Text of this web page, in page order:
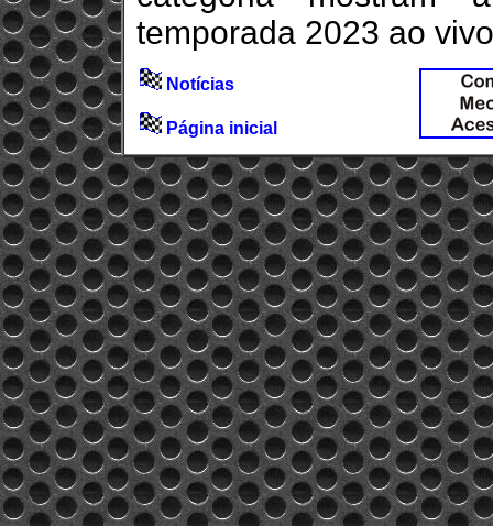
temporada 2023 ao
Notícias
Página inicial